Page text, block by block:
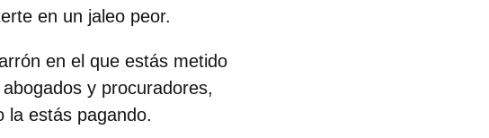
en un jaleo peor.
en el que estás metido
y procuradores,
la estás pagando.